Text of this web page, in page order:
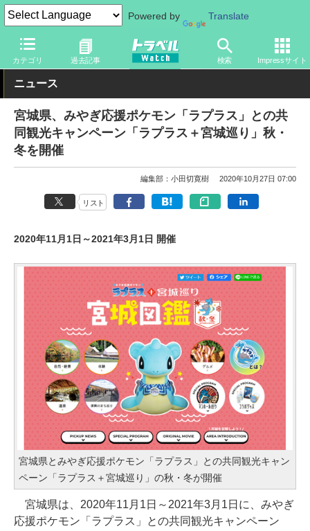
Powered by Translate
カテゴリ 過去記事 検索 Impressサイト
トラベル Watch 地域 国内旅行 東北
ニュース
宮城県、みやぎ応援ポケモン「ラプラス」との共
同観光キャンペーン「ラプラス＋宮城巡り」秋・
冬を開催
編集部：小田切寛樹 2020年10月27日 07:00
リスト
2020年11月1日～2021年3月1日 開催
宮城県とみやぎ応援ポケモン「ラプラス」との共同観光キャン
ペーン「ラプラス＋宮城巡り」の秋・冬が開催
宮城県は、2020年11月1日～2021年3月1日に、みやぎ
応援ポケモン「ラプラス」との共同観光キャンペーン